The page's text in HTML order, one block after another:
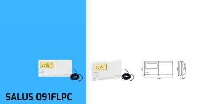
SALUS 091FLPC